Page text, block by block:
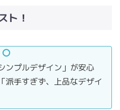
ト！
ンプルデザイン」が安心
派手すぎず、上品なデザイ